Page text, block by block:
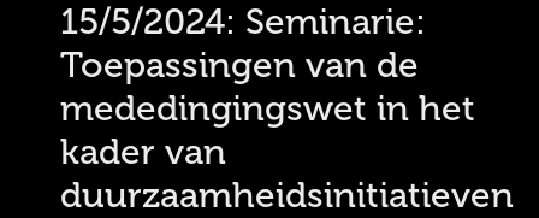
15/5/2024: Seminarie:
Toepassingen van de
mededingingswet in het
kader van
duurzaamheidsinitiatieven